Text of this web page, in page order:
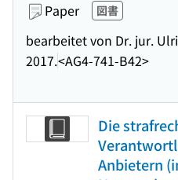
Paper 図書
bearbeitet von Dr. jur.
2017.<AG4-741-B42>
Die
Anbietern